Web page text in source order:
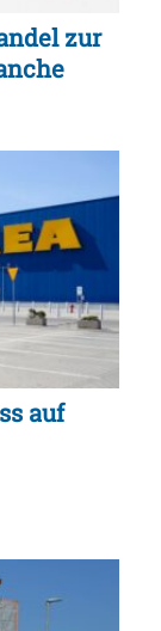
zur
auf